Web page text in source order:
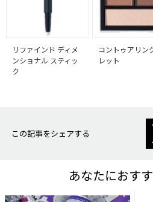
リファインド ディメ
ンショナル スティッ
ク
コントゥアリン
レット
この記事をシェアする
あなたにおす